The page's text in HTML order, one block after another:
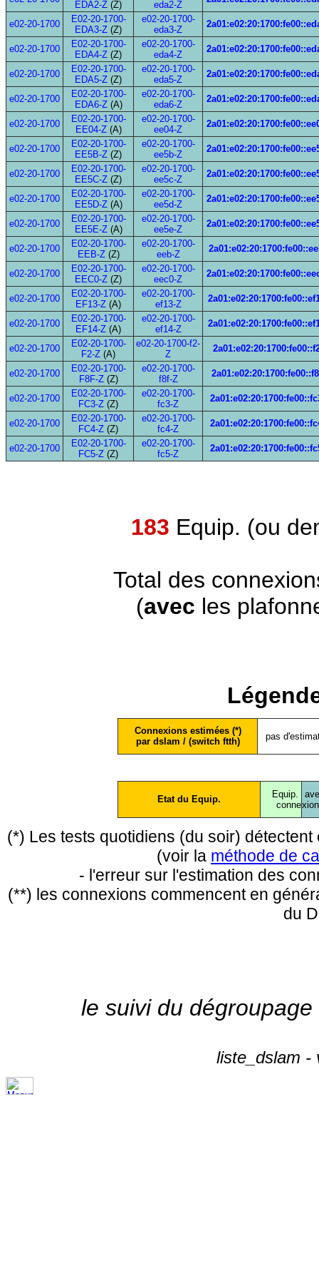
EDA2-Z (Z) eda2-Z
e02-20-1700
E02-20-1700-
EDA3-Z (Z)
e02-20-1700-
eda3-Z
e02-20-1700
E02-20-1700-
EDA4-Z (Z)
e02-20-1700-
eda4-Z
e02-20-1700
E02-20-1700-
EDA5-Z (Z)
e02-20-1700-
eda5-Z
e02-20-1700
E02-20-1700-
EDA6-Z(A)
e02-20-1700-
eda6-Z
e02-20-1700
E02-20-1700-
EE04-Z(A)
e02-20-1700-
ee04-Z
e02-20-1700
E02-20-1700-
EE5B-Z (Z)
e02-20-1700-
ee5b-Z
e02-20-1700
E02-20-1700-
EE5C-Z (Z)
e02-20-1700-
ee5c-Z
e02-20-1700
E02-20-1700-
EE5D-Z(A)
e02-20-1700-
ee5d-Z
e02-20-1700
E02-20-1700-
EE5E-Z(A)
e02-20-1700-
ee5e-Z
e02-20-1700
E02-20-1700-
EEB-Z(Z)
e02-20-1700-
eeb-Z
e02-20-1700
E02-20-1700-
EEC0-Z (Z)
e02-20-1700-
eec0-Z
e02-20-1700
E02-20-1700-
EF13-Z (A)
e02-20-1700-
ef13-Z
e02-20-1700
E02-20-1700-
EF14-Z (A)
e02-20-1700-
ef14-Z
e02-20-1700
E02-20-1700-
F2-Z (A)
e02-20-1700-f2-
Z
e02-20-1700
E02-20-1700-
F8F-Z(Z)
e02-20-1700-
f8f-Z
e02-20-1700
E02-20-1700-
FC3-Z (Z)
e02-20-1700-
fc3-Z
e02-20-1700
E02-20-1700-
FC4-Z (Z)
e02-20-1700-
fc4-Z
e02-20-1700
E02-20-1700-
FC5-Z (Z)
e02-20-1700-
fc5-Z
183 Equip. (ou
Total des
(avec les
Connexions estimées (*)
par dslam / (switch ftth)
pas
Etat du Equip.
Equip.
conne
(*) Les tests quotidiens (du soir)
(voir la méthode de
- l'erreur sur l'estimation des
(**) les connexions commencent en
du
le suivi du
liste_dslam -